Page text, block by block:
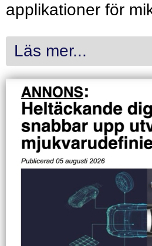
applikationer för
Läs mer...